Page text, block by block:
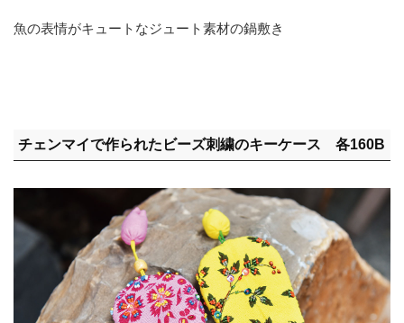
魚の表情がキュートなジュート素材の鍋敷き
チェンマイで作られたビーズ刺繍のキーケース 各160B